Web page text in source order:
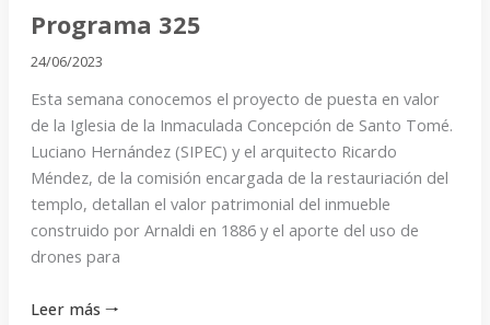
Programa 325
24/06/2023
Esta semana conocemos el proyecto de puesta en valor
de la Iglesia de la Inmaculada Concepción de Santo Tomé.
Luciano Hernández (SIPEC) y el arquitecto Ricardo
Méndez, de la comisión encargada de la restauriación del
templo, detallan el valor patrimonial del inmueble
construido por Arnaldi en 1886 y el aporte del uso de
drones para
Leer más 🠒